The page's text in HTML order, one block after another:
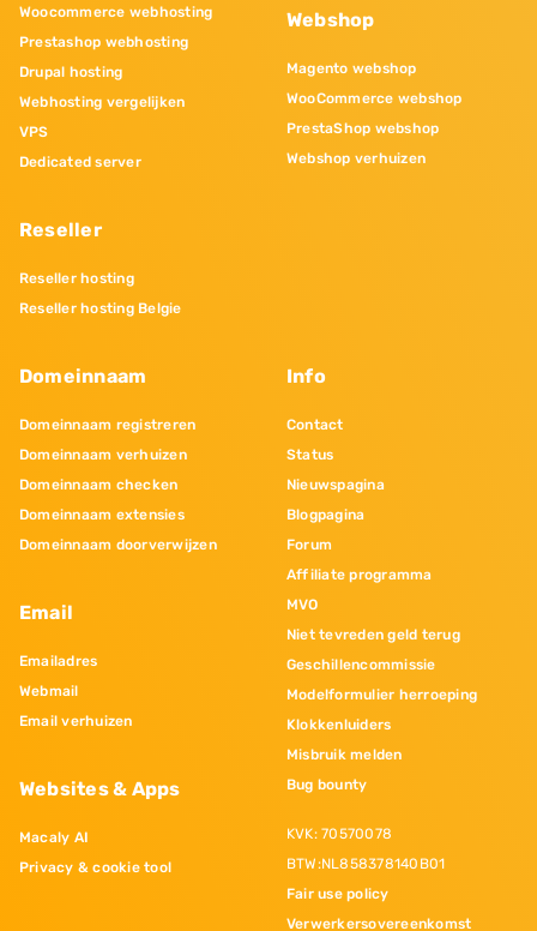
Woocommerce webhosting
Prestashop webhosting
Drupal hosting
Webhosting vergelijken
VPS
Dedicated server
Reseller
Reseller hosting
Reseller hosting Belgie
Webshop
Magento webshop
WooCommerce webshop
PrestaShop webshop
Webshop verhuizen
Domeinnaam
Domeinnaam registreren
Domeinnaam verhuizen
Domeinnaam checken
Domeinnaam extensies
Domeinnaam doorverwijzen
Email
Emailadres
Webmail
Email verhuizen
Websites & Apps
Macaly AI
Privacy & cookie tool
Info
Contact
Status
Nieuwspagina
Blogpagina
Forum
Affiliate programma
MVO
Niet tevreden geld terug
Geschillencommissie
Modelformulier herroeping
Klokkenluiders
Misbruik melden
Bug bounty
KVK: 70570078
BTW:NL858378140B01
Fair use policy
Verwerkersovereenkomst